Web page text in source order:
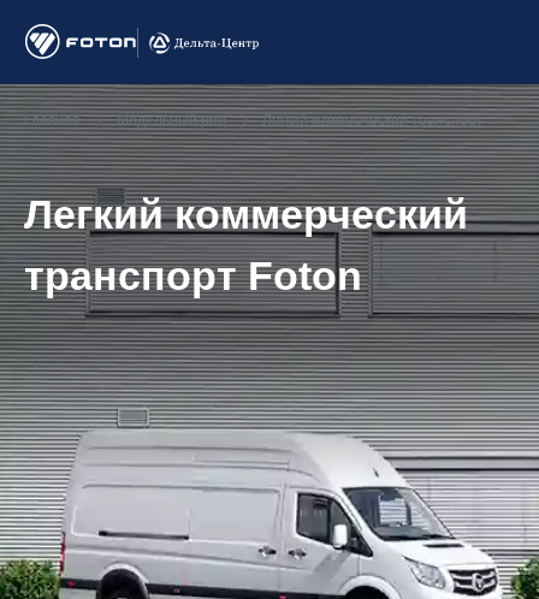
Главная Модельный ряд Легкий коммерческий транспорт
Легкий коммерческий
транспорт Foton